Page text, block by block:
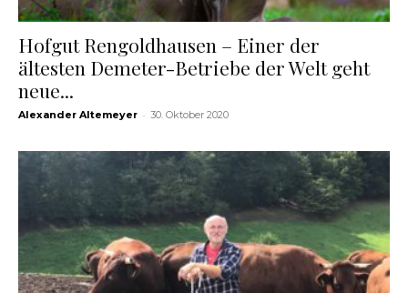
Hofgut Rengoldhausen – Einer der
ältesten Demeter-Betriebe der Welt geht
neue...
Alexander Altemeyer - 30. Oktober 2020